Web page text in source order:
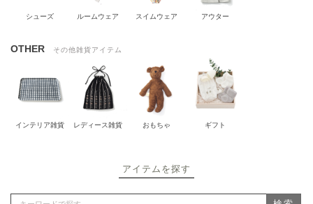
シューズ ルームウェア スイムウェア アウター
OTHER その他雑貨アイテム
インテリア雑貨 レディース雑貨 おもちゃ ギフト
アイテムを探す